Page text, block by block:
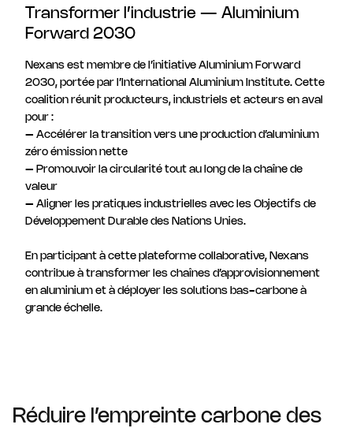
Transformer l’industrie — Aluminium
Forward 2030
Nexans est membre de l’initiative Aluminium Forward
2030, portée par l’International Aluminium Institute. Cette
coalition réunit producteurs, industriels et acteurs en aval
pour :
– Accélérer la transition vers une production d’aluminium
zéro émission nette
– Promouvoir la circularité tout au long de la chaîne de
valeur
– Aligner les pratiques industrielles avec les Objectifs de
Développement Durable des Nations Unies.
En participant à cette plateforme collaborative, Nexans
contribue à transformer les chaînes d’approvisionnement
en aluminium et à déployer les solutions bas-carbone à
grande échelle.
Réduire l’empreinte carbone des